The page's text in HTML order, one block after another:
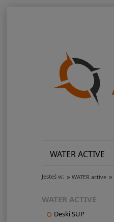
WATER ACTIVE
Jesteś w: » WATER active »
WATER ACTIVE
Deski SUP